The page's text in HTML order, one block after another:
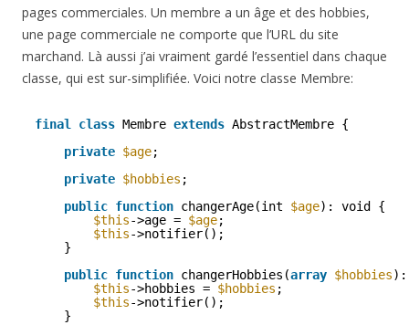
pages commerciales. Un membre a un âge et des hobbies,
une page commerciale ne comporte que l’URL du site
marchand. Là aussi j’ai vraiment gardé l’essentiel dans chaque
classe, qui est sur-simplifiée. Voici notre classe Membre:
final class Membre extends AbstractMembre {
private $age;
private $hobbies ;
public function changerAge(int $age): void {
$this->age = $age;
$this->notifier();
}
public function changerHobbies(array $hobbies):
$this->hobbies = $hobbies ;
$this->notifier();
}